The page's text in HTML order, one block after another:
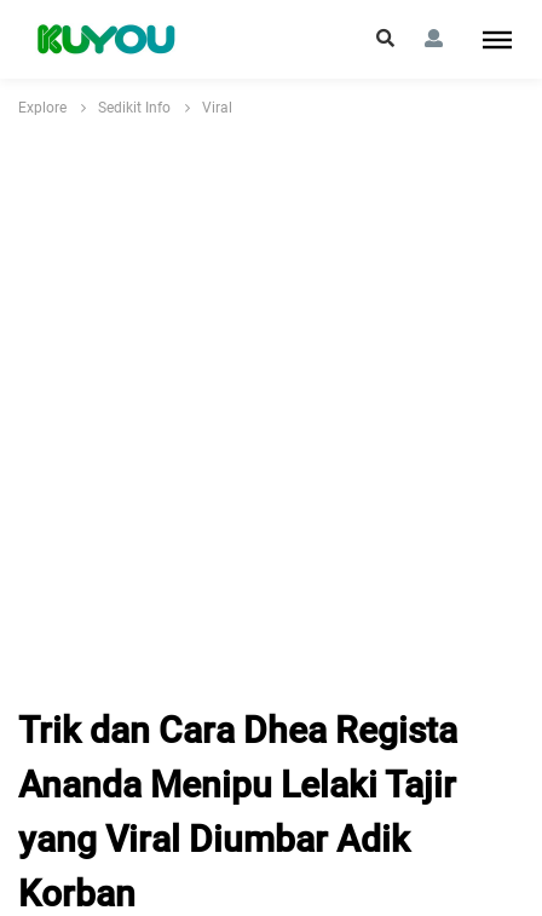
Explore Sedikit Info Viral
Trik dan Cara Dhea Regista
Ananda Menipu Lelaki Tajir
yang Viral Diumbar Adik
Korban